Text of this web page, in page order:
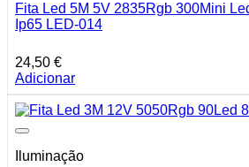
Fita Led 5M 5V 2835Rgb 300Mini
Ip65 LED-014
24,50 €
Adicionar
Iluminação